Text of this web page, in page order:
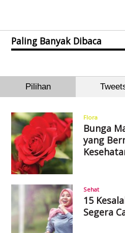
Paling Banyak Dibaca
Pilihan
Flora
Bunga
yang
Sehat
15
Segera